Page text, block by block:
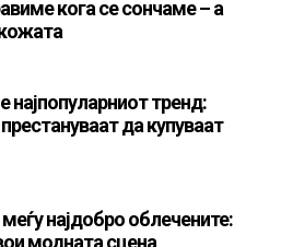
кога се сончаме – а
најпопуларниот тренд:
да купуваат
најдобро облечените:
модната сцена